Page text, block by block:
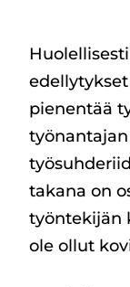
pienentää
takana on
työntekijän
ole ollut